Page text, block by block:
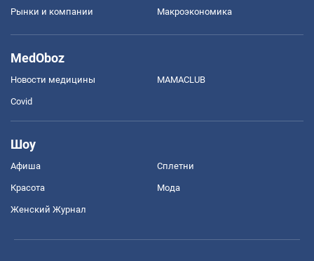
Рынки и компании Mакроэкономика
MedOboz
Новости медицины MAMACLUB
Covid
Шоу
Афиша Сплетни
Красота Мода
Женский Журнал